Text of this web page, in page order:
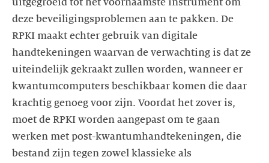
uitgegroeid tot het voornaamste instrument om
deze beveiligingsproblemen aan te pakken. De
RPKI maakt echter gebruik van digitale
handtekeningen waarvan de verwachting is dat ze
uiteindelijk gekraakt zullen worden, wanneer er
kwantumcomputers beschikbaar komen die daar
krachtig genoeg voor zijn. Voordat het zover is,
moet de RPKI worden aangepast om te gaan
werken met post-kwantumhandtekeningen, die
bestand zijn tegen zowel klassieke als